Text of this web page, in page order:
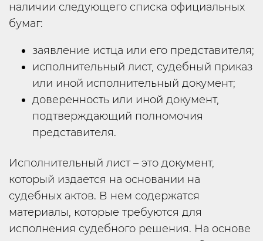
наличии следующего списка официальных
бумаг:
заявление истца или его представителя;
исполнительный лист, судебный приказ
или иной исполнительный документ;
доверенность или иной документ,
подтверждающий полномочия
представителя.
Исполнительный лист – это документ,
который издается на основании на
судебных актов. В нем содержатся
материалы, которые требуются для
исполнения судебного решения. На основе